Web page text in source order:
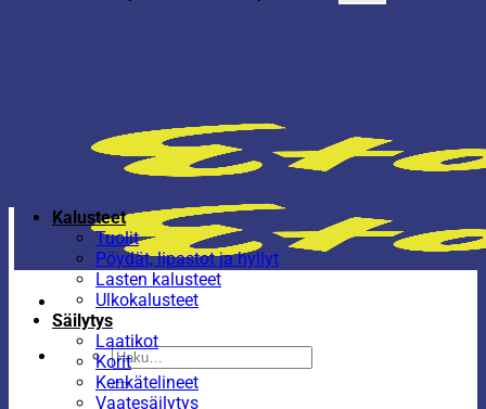
Etsi:
Kalusteet
Tuolit
Pöydät, lipastot ja hyllyt
Lasten kalusteet
Ulkokalusteet
Säilytys
Laatikot
Korit
Kenkätelineet
Vaatesäilytys